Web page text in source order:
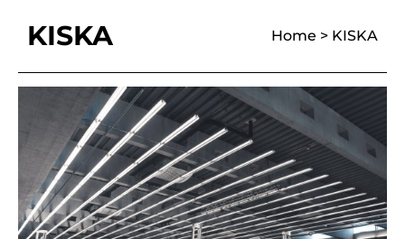
Home > KISKA
KISKA